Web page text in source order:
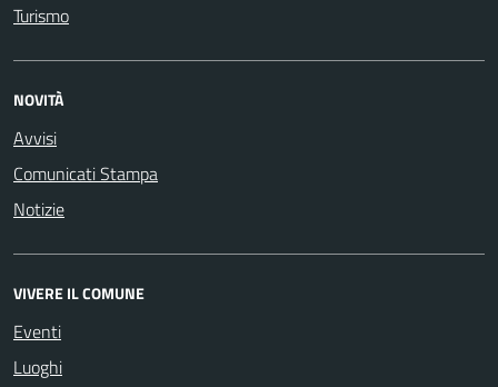
Turismo
NOVITÀ
Avvisi
Comunicati Stampa
Notizie
VIVERE IL COMUNE
Eventi
Luoghi